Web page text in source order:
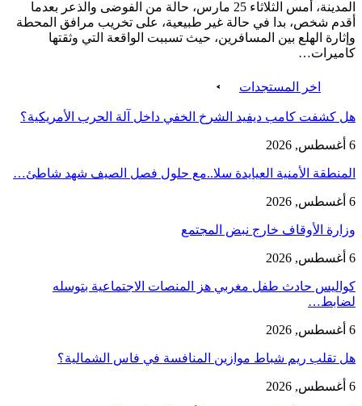
المدينة، أمس الثلاثاء 25 مارس، حالة من الفوضى والذعر بعدما
أقدم شخص، بدا في حالة غير طبيعية، على تخريب مرافق المحطة
وإثارة الهلع بين المسافرين، حيث تسببت الواقعة التي وثقتها
كاميرات…
اخر المستجدات
هل كشفت كامب ديفيد الشرخ الخفي داخل آلة الحرب الأمريكية؟
6 أغسطس, 2026
‏المنطقة الأمنية العيايدة سلا..مع حلول فصل الصيف شهد شاطئ…
6 أغسطس, 2026
وزارة الأوقاف خارج نبض المجتمع
6 أغسطس, 2026
كواليس حادث طفل مغربي هز المنصات الاجتماعية بتوسله
لضابط…
6 أغسطس, 2026
هل تقلب ريم شباط موازين المنافسة في فاس الشمالية؟
6 أغسطس, 2026